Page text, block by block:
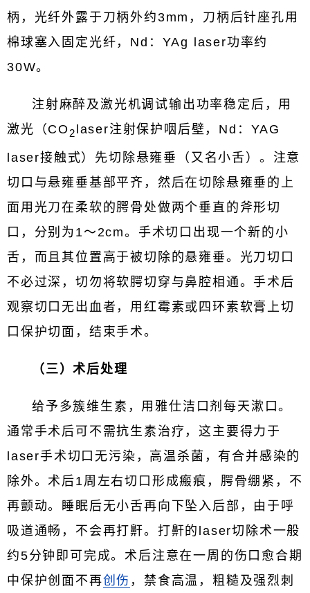
柄，光纤外露于刀柄外约3mm，刀柄后针座孔用
棉球塞入固定光纤，Nd：YAg laser功率约
30W。
注射麻醉及激光机调试输出功率稳定后，用
激光（CO 2laser注射保护咽后壁，Nd：YAG
laser接触式）先切除悬雍垂（又名小舌）。注意
切口与悬雍垂基部平齐，然后在切除悬雍垂的上
面用光刀在柔软的腭骨处做两个垂直的斧形切
口，分别为1～2cm。手术切口出现一个新的小
舌，而且其位置高于被切除的悬雍垂。光刀切口
不必过深，切勿将软腭切穿与鼻腔相通。手术后
观察切口无出血者，用红霉素或四环素软膏上切
口保护切面，结束手术。
（三）术后处理
给予多簇维生素，用雅仕洁口剂每天漱口。
通常手术后可不需抗生素治疗，这主要得力于
laser手术切口无污染，高温杀菌，有合并感染的
除外。术后1周左右切口形成瘢痕，腭骨绷紧，不
再颤动。睡眠后无小舌再向下坠入后部，由于呼
吸道通畅，不会再打鼾。打鼾的laser切除术一般
约5分钟即可完成。术后注意在一周的伤口愈合期
中保护创面不再创伤 ，禁食高温，粗糙及强烈刺